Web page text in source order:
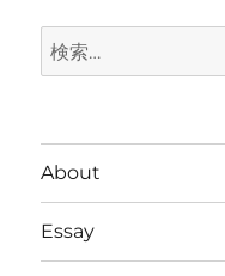
検
索:
About
Essay